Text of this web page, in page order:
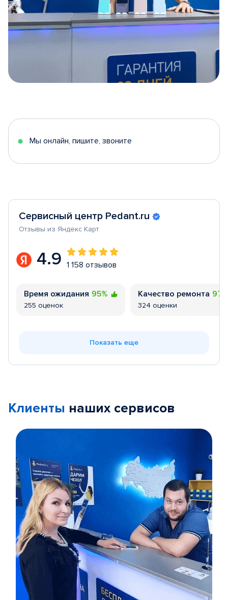
5
Мы онлайн, пишите, звоните
Сервисный центр Pedant.ru
Отзывы из Яндекс Карт
4.9 1 158 отзывов
Время ожидания 95%
255 оценок
Качество ремонта
324 оценки
Показать еще
Клиенты наших сервисов